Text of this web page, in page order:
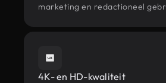
marketing en redactioneel
4K- en HD-kwaliteit